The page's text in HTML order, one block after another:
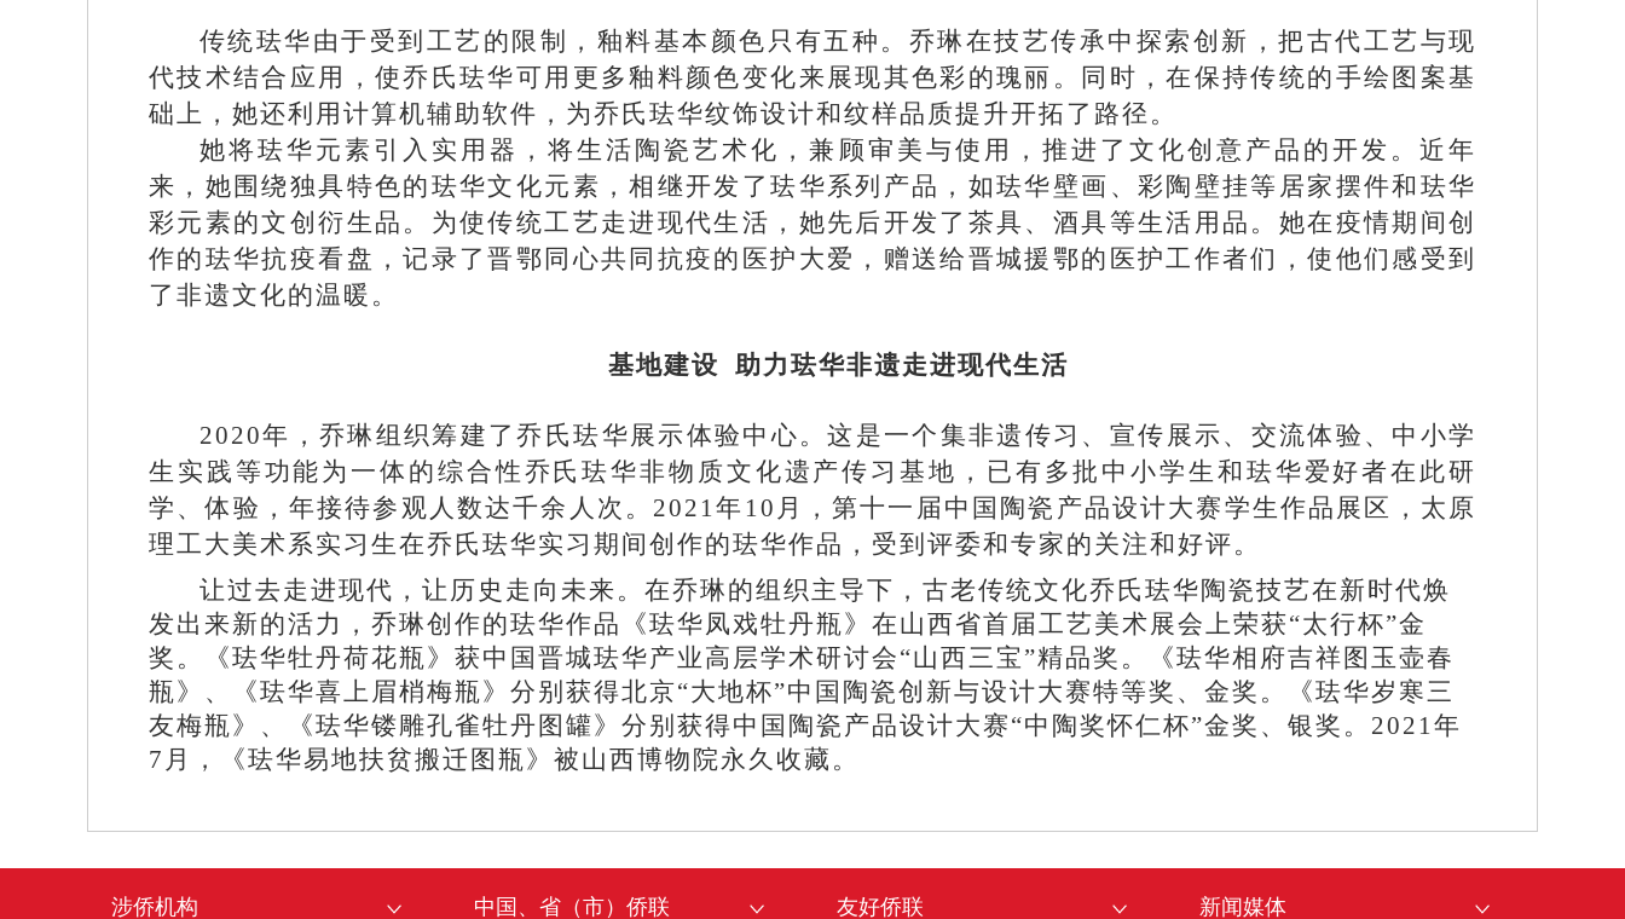
传统珐华由于受到工艺的限制，釉料基本颜色只有五种。乔琳在技艺传承中探索创新，把古代工艺与现
代技术结合应用，使乔氏珐华可用更多釉料颜色变化来展现其色彩的瑰丽。同时，在保持传统的手绘图案基
础上，她还利用计算机辅助软件，为乔氏珐华纹饰设计和纹样品质提升开拓了路径。
她将珐华元素引入实用器，将生活陶瓷艺术化，兼顾审美与使用，推进了文化创意产品的开发。近年
来，她围绕独具特色的珐华文化元素，相继开发了珐华系列产品，如珐华壁画、彩陶壁挂等居家摆件和珐华
彩元素的文创衍生品。为使传统工艺走进现代生活，她先后开发了茶具、酒具等生活用品。她在疫情期间创
作的珐华抗疫看盘，记录了晋鄂同心共同抗疫的医护大爱，赠送给晋城援鄂的医护工作者们，使他们感受到
了非遗文化的温暖。
基地建设 助力珐华非遗走进现代生活
2020年，乔琳组织筹建了乔氏珐华展示体验中心。这是一个集非遗传习、宣传展示、交流体验、中小学
生实践等功能为一体的综合性乔氏珐华非物质文化遗产传习基地，已有多批中小学生和珐华爱好者在此研
学、体验，年接待参观人数达千余人次。2021年10月，第十一届中国陶瓷产品设计大赛学生作品展区，太原
理工大美术系实习生在乔氏珐华实习期间创作的珐华作品，受到评委和专家的关注和好评。
让过去走进现代，让历史走向未来。在乔琳的组织主导下，古老传统文化乔氏珐华陶瓷技艺在新时代焕
发出来新的活力，乔琳创作的珐华作品《珐华凤戏牡丹瓶》在山西省首届工艺美术展会上荣获“太行杯”金
奖。《珐华牡丹荷花瓶》获中国晋城珐华产业高层学术研讨会“山西三宝”精品奖。《珐华相府吉祥图玉壶春
瓶》、《珐华喜上眉梢梅瓶》分别获得北京“大地杯”中国陶瓷创新与设计大赛特等奖、金奖。《珐华岁寒三
友梅瓶》、《珐华镂雕孔雀牡丹图罐》分别获得中国陶瓷产品设计大赛“中陶奖怀仁杯”金奖、银奖。2021年
7月，《珐华易地扶贫搬迁图瓶》被山西博物院永久收藏。
涉侨机构 中国、省（市）侨联 友好侨联 新闻媒体